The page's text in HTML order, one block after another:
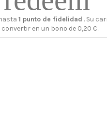
1 punto de fidelidad . Su
convertir en un bono de 0,20 €.